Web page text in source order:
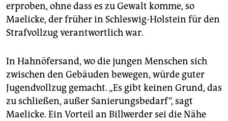
erproben, ohne dass es zu Gewalt komme, so
Maelicke, der früher in Schleswig-Holstein für den
Strafvollzug verantwortlich war.
In Hahnöfersand, wo die jungen Menschen sich
zwischen den Gebäuden bewegen, würde guter
Jugendvollzug gemacht. „Es gibt keinen Grund, das
zu schließen, außer Sanierungsbedarf“, sagt
Maelicke. Ein Vorteil an Billwerder sei die Nähe